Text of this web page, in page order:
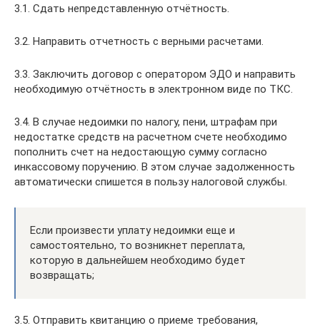
3.1. Сдать непредставленную отчётность.
3.2. Направить отчетность с верными расчетами.
3.3. Заключить договор с оператором ЭДО и направить
необходимую отчётность в электронном виде по ТКС.
3.4. В случае недоимки по налогу, пени, штрафам при
недостатке средств на расчетном счете необходимо
пополнить счет на недостающую сумму согласно
инкассовому поручению. В этом случае задолженность
автоматически спишется в пользу налоговой службы.
Если произвести уплату недоимки еще и
самостоятельно, то возникнет переплата,
которую в дальнейшем необходимо будет
возвращать;
3.5. Отправить квитанцию о приеме требования,